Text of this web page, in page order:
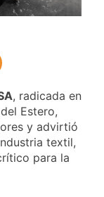
, radicada en
Estero,
y advirtió
textil,
para la